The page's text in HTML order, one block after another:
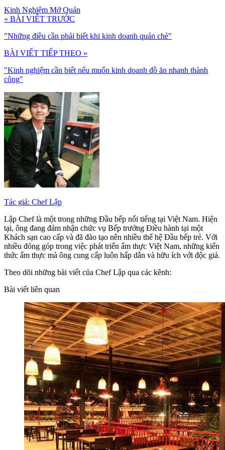
Kinh Nghiệm Mở Quán
« BÀI VIẾT TRƯỚC
"Những điều cần phải biết khi kinh doanh quán chè"
BÀI VIẾT TIẾP THEO »
"Kinh nghiệm cần biết nếu muốn kinh doanh đồ ăn nhanh thành
công"
Tác giả: Chef Lập
Lập Chef là một trong những Đầu bếp nổi tiếng tại Việt Nam. Hiện
tại, ông đang đảm nhận chức vụ Bếp trưởng Điều hành tại một
Khách sạn cao cấp và đã đào tạo nên nhiều thế hệ Đầu bếp trẻ. Với
nhiều đóng góp trong việc phát triển ẩm thực Việt Nam, những kiến
thức ẩm thực mà ông cung cấp luôn hấp dẫn và hữu ích với độc giả.
Theo dõi những bài viết của Chef Lập qua các kênh:
Bài viết liên quan